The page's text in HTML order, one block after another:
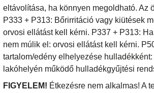
eltávolítása, ha könnyen megoldható. Az
P333 + P313: Bőrirritáció vagy kiütések
orvosi ellátást kell kérni. P337 + P313:
nem múlik el: orvosi ellátást kell kérni.
tartalom/edény elhelyezése
lakóhelyén működő hulladékgyűjtési
FIGYELEM! Étkezésre nem alkalmas! A